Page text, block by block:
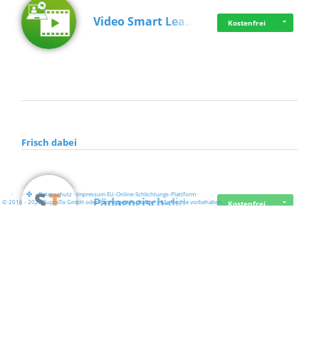
Video Smart Lea… Kostenfrei
Frisch dabei
Pädagogisch-did… Kostenfrei
· · ·Datenschutz·Impressum EU-Online-Schlichtungs-Plattform·
© 2016 - 2026 SupraTix GmbH oder Partnergesellschaften - Alle Rechte vorbehalten.